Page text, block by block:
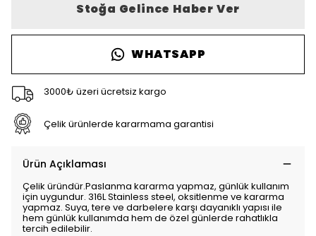
Stoğa Gelince Haber Ver
WHATSAPP
3000₺ üzeri ücretsiz kargo
Çelik ürünlerde kararmama garantisi
Ürün Açıklaması
Çelik üründür.Paslanma kararma yapmaz, günlük kullanım
için uygundur. 316L Stainless steel, oksitlenme ve kararma
yapmaz. Suya, tere ve darbelere karşı dayanıklı yapısı ile
hem günlük kullanımda hem de özel günlerde rahatlıkla
tercih edilebilir.